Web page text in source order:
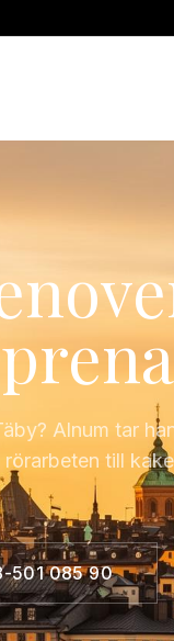
Alnum tar
till
501 085 90